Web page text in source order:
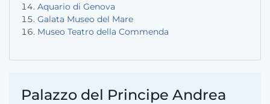
Aquario di Genova
Galata Museo del Mare
Museo Teatro della Commenda
Palazzo del Principe Andrea